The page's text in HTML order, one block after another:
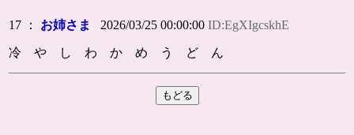
17 ： お姉さま 2026/03/25 00:00:00ID:EgXIgcskhE
冷 や し わ か め う ど ん